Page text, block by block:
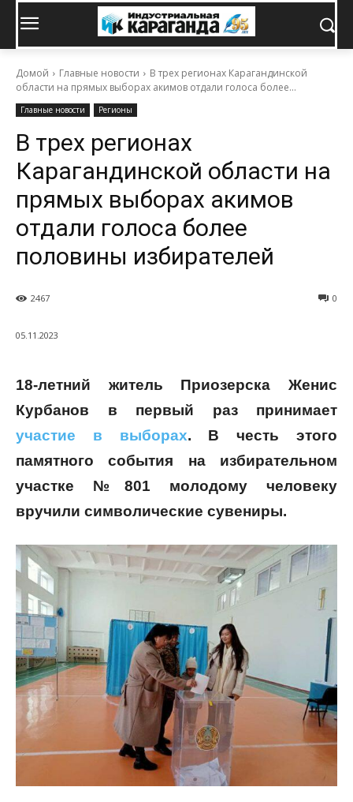
Домой Главные новости
В трех регионах Карагандинской
области на прямых выборах акимов отдали голоса более...
Главные новости Регионы
В трех регионах
Карагандинской области на
прямых выборах акимов
отдали голоса более
половины избирателей
0
2467
05.11.2023
18-летний житель Приозерска Женис
Курбанов в первый раз принимает
участие в выборах. В честь этого
памятного события на избирательном
участке №801 молодому человеку
вручили символические сувениры.